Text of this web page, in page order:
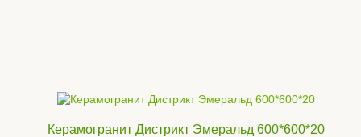
Керамогранит Дистрикт Эмеральд 600*600*20